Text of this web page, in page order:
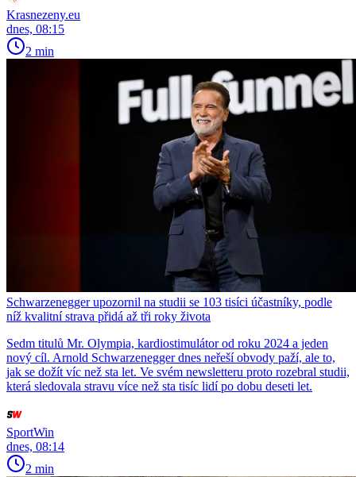
Krasnezeny.eu
dnes, 08:15
2 min
Schwarzenegger upozornil na studii se 103 tisíci účastníky, podle
níž kvalitní strava přidá až tři roky života
Sedm titulů Mr. Olympia, kardiostimulátor od roku 2024 a jeden
nový cíl. Arnold Schwarzenegger dnes neřeší obvody paží, ale to,
jak se dožít víc než sta let. Ve svém newsletteru proto rozebral studii,
která sledovala stravu více než sta tisíc lidí po dobu deseti let.
SportWin
dnes, 08:14
2 min